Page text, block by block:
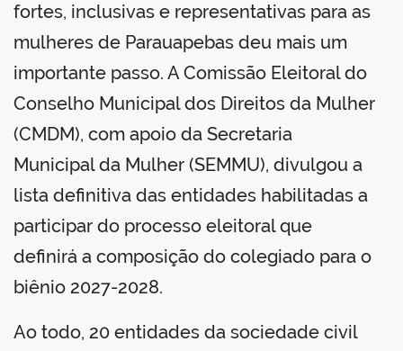
fortes, inclusivas e representativas para as
mulheres de Parauapebas deu mais um
importante passo. A Comissão Eleitoral do
Conselho Municipal dos Direitos da Mulher
(CMDM), com apoio da Secretaria
Municipal da Mulher (SEMMU), divulgou a
lista definitiva das entidades habilitadas a
participar do processo eleitoral que
definirá a composição do colegiado para o
biênio 2027-2028.
Ao todo, 20 entidades da sociedade civil